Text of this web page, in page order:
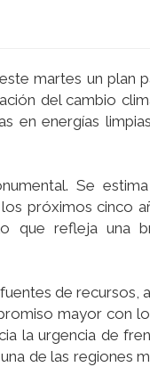
martes un plan
del cambio
en energías
Se
próximos cinco
que refleja una
de
mayor con
la urgencia de
de las regiones